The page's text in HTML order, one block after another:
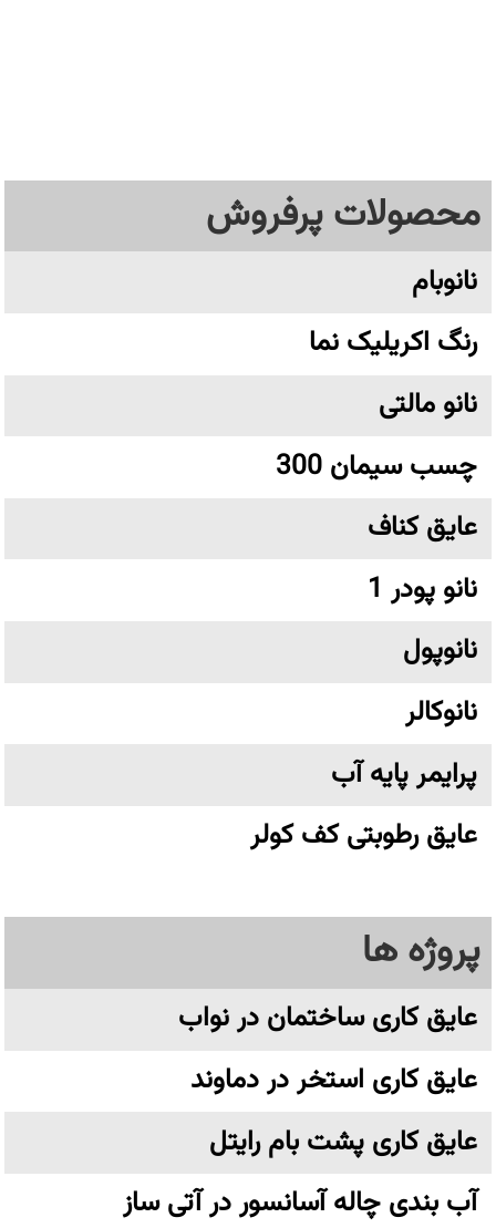
محصولات پرفروش
نانوبام
رنگ اکریلیک نما
نانو مالتی
چسب سیمان 300
عایق کناف
نانو پودر 1
نانوپول
نانوکالر
پرایمر پایه آب
عایق رطوبتی کف کولر
پروژه ها
عایق کاری ساختمان در نواب
عایق کاری استخر در دماوند
عایق کاری پشت بام رایتل
آب بندی چاله آسانسور در آتی ساز